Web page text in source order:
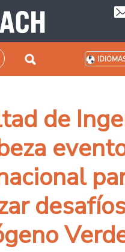
principal
de